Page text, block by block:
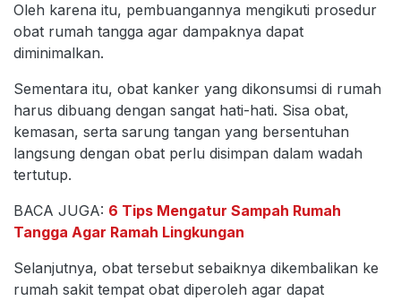
Oleh karena itu, pembuangannya mengikuti prosedur
obat rumah tangga agar dampaknya dapat
diminimalkan.
Sementara itu, obat kanker yang dikonsumsi di rumah
harus dibuang dengan sangat hati-hati. Sisa obat,
kemasan, serta sarung tangan yang bersentuhan
langsung dengan obat perlu disimpan dalam wadah
tertutup.
BACA JUGA: 6 Tips Mengatur Sampah Rumah
Tangga Agar Ramah Lingkungan
Selanjutnya, obat tersebut sebaiknya dikembalikan ke
rumah sakit tempat obat diperoleh agar dapat